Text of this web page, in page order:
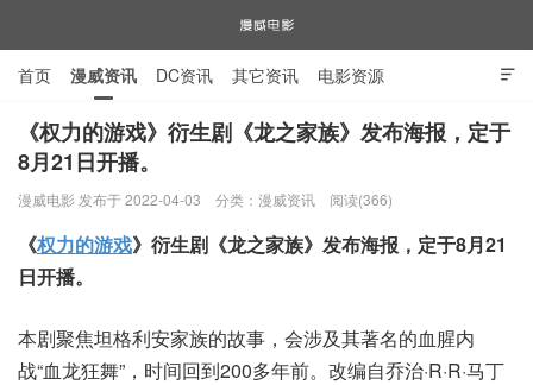
漫威电影

首页 漫威资讯 DC资讯 其它资讯 电影资源
电视剧资源 漫威图片
《权力的游戏》衍生剧《龙之家族》发布海报，定于
8月21日开播。
漫威电影 发布于 2022-04-03 分类： 漫威资讯 阅读(366)
《权力的游戏》衍生剧《龙之家族》发布海报，定于8月21
日开播。
本剧聚焦坦格利安家族的故事，会涉及其著名的血腥内
战“血龙狂舞”，时间回到200多年前。改编自乔治·R·R·马丁